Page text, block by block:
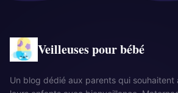
Veilleuses pour bébé
Un blog dédié aux parents qui souhaitent